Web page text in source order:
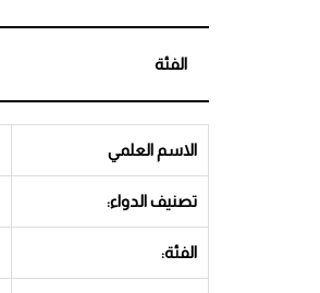
الفئة
الاسم العلمي
تصنيف الدواء:
الفئة: